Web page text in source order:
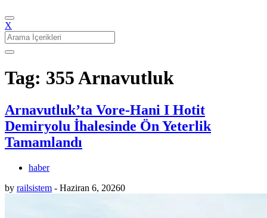
X
Search
for:
Tag: 355 Arnavutluk
Arnavutluk’ta Vore-Hani I Hotit
Demiryolu İhalesinde Ön Yeterlik
Tamamlandı
haber
by railsistem - Haziran 6, 20260